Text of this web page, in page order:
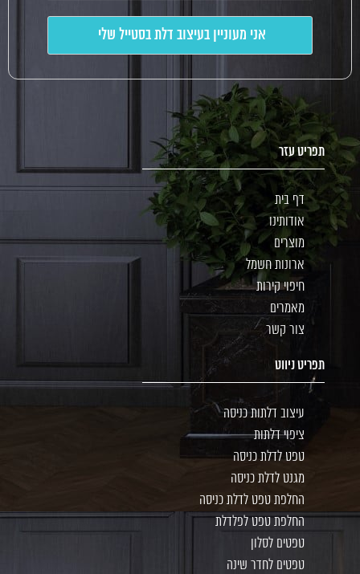
תפריט עזר
דף בית
אודותינו
מוצרים
ארונות חשמל
חיפוי קירות
מאמרים
צור קשר
תפריט ניווט
עיצוב דלתות כניסה
ציפוי דלתות
טפט לדלת כניסה
מגנט לדלת כניסה
החלפת טפט לדלת כניסה
החלפת טפט לפלדלת
טפטים לסלון
טפטים לחדר שינה